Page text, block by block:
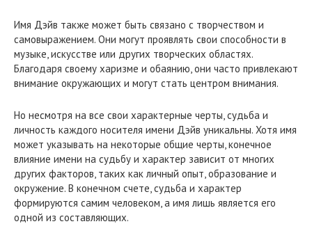
Имя Дэйв также может быть связано с творчеством и
самовыражением. Они могут проявлять свои способности в
музыке, искусстве или других творческих областях.
Благодаря своему харизме и обаянию, они часто привлекают
внимание окружающих и могут стать центром внимания.
Но несмотря на все свои характерные черты, судьба и
личность каждого носителя имени Дэйв уникальны. Хотя имя
может указывать на некоторые общие черты, конечное
влияние имени на судьбу и характер зависит от многих
других факторов, таких как личный опыт, образование и
окружение. В конечном счете, судьба и характер
формируются самим человеком, а имя лишь является его
одной из составляющих.